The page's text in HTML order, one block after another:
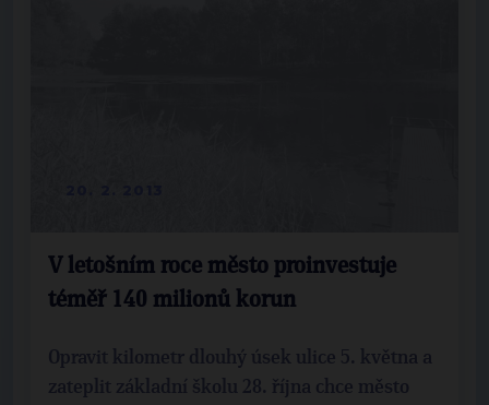
V letošním roce město proinvestuje
téměř 140 milionů korun
Opravit kilometr dlouhý úsek ulice 5. května a
zateplit základní školu 28. října chce město